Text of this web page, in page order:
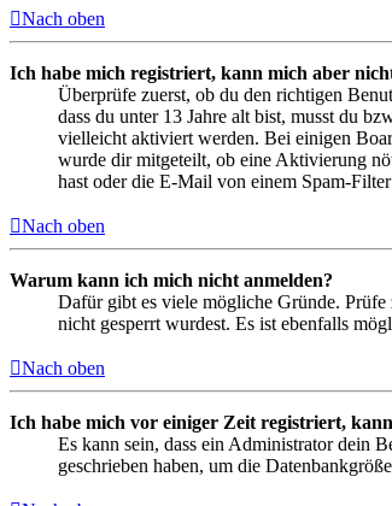
Nach oben
Ich habe mich registriert, kann mich aber
Überprüfe zuerst, ob du den richtigen
dass du unter 13 Jahre alt bist, musst du
vielleicht aktiviert werden. Bei einigen
wurde dir mitgeteilt, ob eine Aktivierung
hast oder die E-Mail von einem Spam-
Nach oben
Warum kann ich mich nicht anmelden?
Dafür gibt es viele mögliche Gründe. Prüfe
nicht gesperrt wurdest. Es ist ebenfalls
Nach oben
Ich habe mich vor einiger Zeit registriert,
Es kann sein, dass ein Administrator dein
geschrieben haben, um die